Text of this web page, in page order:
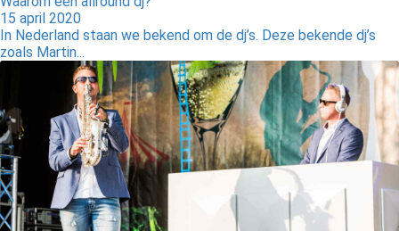
15 april 2020
In Nederland staan we bekend om de dj’s. Deze bekende dj’s
zoals Martin...